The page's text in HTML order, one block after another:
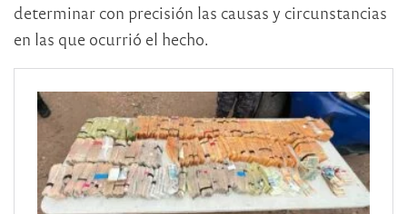
determinar con precisión las causas y circunstancias
en las que ocurrió el hecho.